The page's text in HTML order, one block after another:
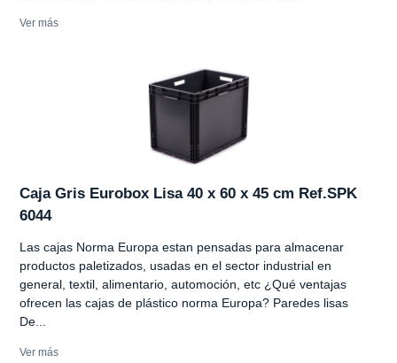
Ver más
Caja Gris Eurobox Lisa 40 x 60 x 45 cm Ref.SPK
6044
Las cajas Norma Europa estan pensadas para almacenar
productos paletizados, usadas en el sector industrial en
general, textil, alimentario, automoción, etc ¿Qué ventajas
ofrecen las cajas de plástico norma Europa? Paredes lisas
De...
Ver más